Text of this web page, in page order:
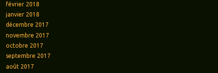
février 2018
janvier 2018
décembre 2017
novembre 2017
octobre 2017
septembre 2017
août 2017